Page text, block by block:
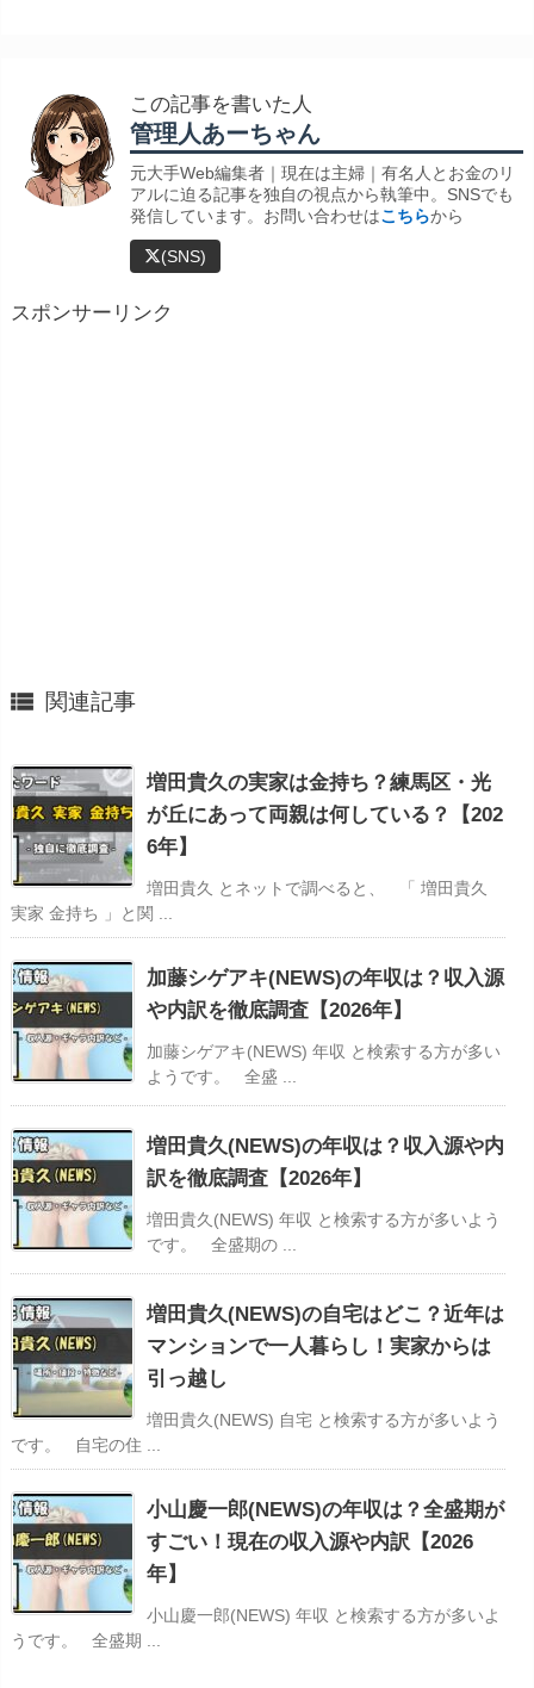
この記事を書いた人
管理人あーちゃん
元大手Web編集者｜現在は主婦｜有名人とお金のリ
アルに迫る記事を独自の視点から執筆中。SNSでも
発信しています。お問い合わせはこちらから
(SNS)
スポンサーリンク
 関連記事
増田貴久の実家は金持ち？練馬区・光
が丘にあって両親は何している？【202
6年】
増田貴久 とネットで調べると、 「 増田貴久
実家 金持ち 」と関 ...
加藤シゲアキ(NEWS)の年収は？収入源
や内訳を徹底調査【2026年】
加藤シゲアキ(NEWS) 年収 と検索する方が多い
ようです。 全盛 ...
増田貴久(NEWS)の年収は？収入源や内
訳を徹底調査【2026年】
増田貴久(NEWS) 年収 と検索する方が多いよう
です。 全盛期の ...
増田貴久(NEWS)の自宅はどこ？近年は
マンションで一人暮らし！実家からは
引っ越し
増田貴久(NEWS) 自宅 と検索する方が多いよう
です。 自宅の住 ...
小山慶一郎(NEWS)の年収は？全盛期が
すごい！現在の収入源や内訳【2026
年】
小山慶一郎(NEWS) 年収 と検索する方が多いよ
うです。 全盛期 ...